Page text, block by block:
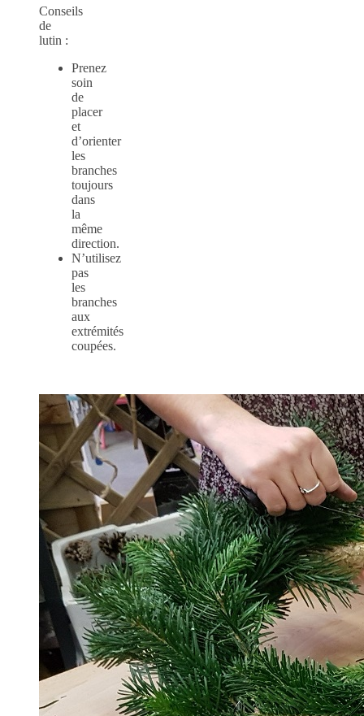
Conseils
de
lutin :
Prenez
soin
de
placer
et
d’orienter
les
branches
toujours
dans
la
même
direction.
N’utilisez
pas
les
branches
aux
extrémités
coupées.